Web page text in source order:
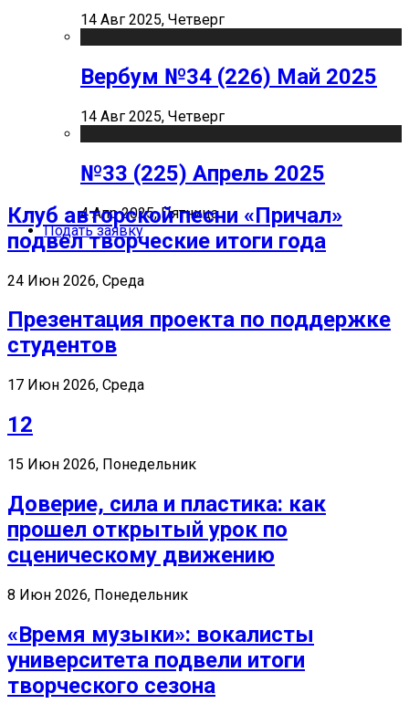
14 Авг 2025, Четверг
Вербум №34 (226) Май 2025
14 Авг 2025, Четверг
№33 (225) Апрель 2025
4 Апр 2025, Пятница
Подать заявку
Клуб авторской песни «Причал»
подвел творческие итоги года
24 Июн 2026, Среда
Презентация проекта по поддержке
студентов
17 Июн 2026, Среда
12
15 Июн 2026, Понедельник
Доверие, сила и пластика: как
прошел открытый урок по
сценическому движению
8 Июн 2026, Понедельник
«Время музыки»: вокалисты
университета подвели итоги
творческого сезона